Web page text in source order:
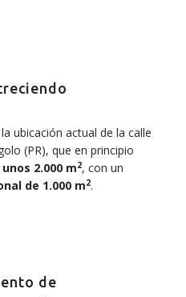
ubicación actual de la calle
(PR), que en principio
2.000 m2, con un
de 1.000 m2.
de